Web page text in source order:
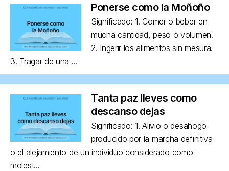
Ponerse como la Moñoño
Significado: 1. Comer o beber en
mucha cantidad, peso o volumen.
2. Ingerir los alimentos sin mesura.
3. Tragar de una ...
Tanta paz lleves como
descanso dejas
Significado: 1. Alivio o desahogo
producido por la marcha definitiva
o el alejamiento de un individuo considerado como
molest...